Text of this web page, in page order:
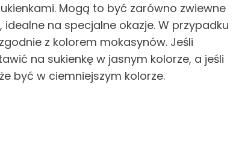
Mogą to być zarówno zwiewne
na specjalne okazje. W przypadku
z kolorem mokasynów. Jeśli
na sukienkę w jasnym kolorze, a jeśli
być w ciemniejszym kolorze.